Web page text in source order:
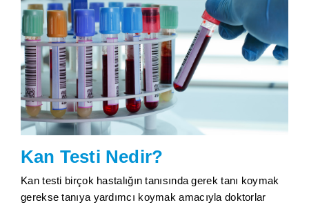
Kan Testi Nedir?
Kan testi birçok hastalığın tanısında gerek tanı koymak
gerekse tanıya yardımcı koymak amacıyla doktorlar